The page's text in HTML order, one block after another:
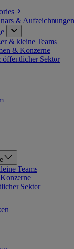
& Aufzeichnungen
& kleine Teams
& Konzerne
Sektor
Teams
Sektor